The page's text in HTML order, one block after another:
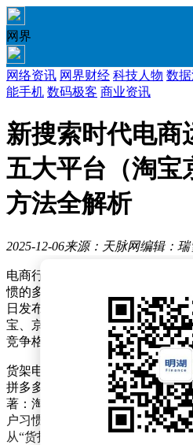
网界
网络资讯 网界财经 科技人物 数
能手机 数码极客 商业资讯
新搜索时代电商
五大平台（淘宝
方法全解析
2025-12-06来源：天脉网编辑：瑞
电商行业正经历一场由搜索行为
惯的多元化、全域化与泛化特征
日发布的《新搜索时代：2024五
宝、京东、拼多多、抖音、小红
竞争格局，商家需通过精准策略
货架电商与内容平台的运营逻辑
拼多多三大传统平台仍以商品搜
著：淘宝推荐流量占比超六成，
户习惯“搜后即购”，搜索贡献超
从“货找人”到搜索主导的转型，